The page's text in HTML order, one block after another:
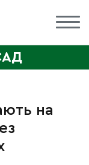
на